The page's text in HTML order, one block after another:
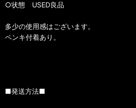
○状態 USED良品
多少の使用感はございます。
ペンキ付着あり。
■発送方法■